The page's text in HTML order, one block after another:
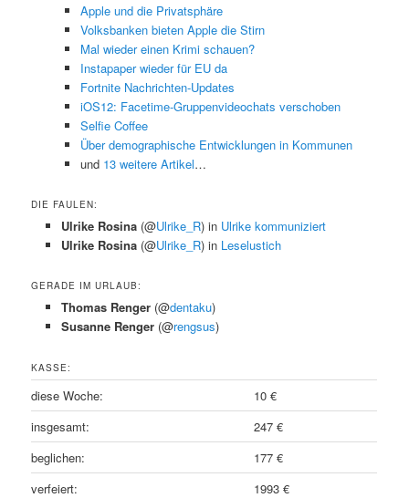
Apple und die Privatsphäre
Volksbanken bieten Apple die Stirn
Mal wieder einen Krimi schauen?
Instapaper wieder für EU da
Fortnite Nachrichten-Updates
iOS12: Facetime-Gruppenvideochats verschoben
Selfie Coffee
Über demographische Entwicklungen in Kommunen
und 13 weitere Artikel…
DIE FAULEN:
Ulrike Rosina (@Ulrike_R) in Ulrike kommuniziert
Ulrike Rosina (@Ulrike_R) in Leselustich
GERADE IM URLAUB:
Thomas Renger (@dentaku)
Susanne Renger (@rengsus)
KASSE:
diese Woche:
10 €
insgesamt:
247 €
beglichen:
177 €
verfeiert:
1993 €